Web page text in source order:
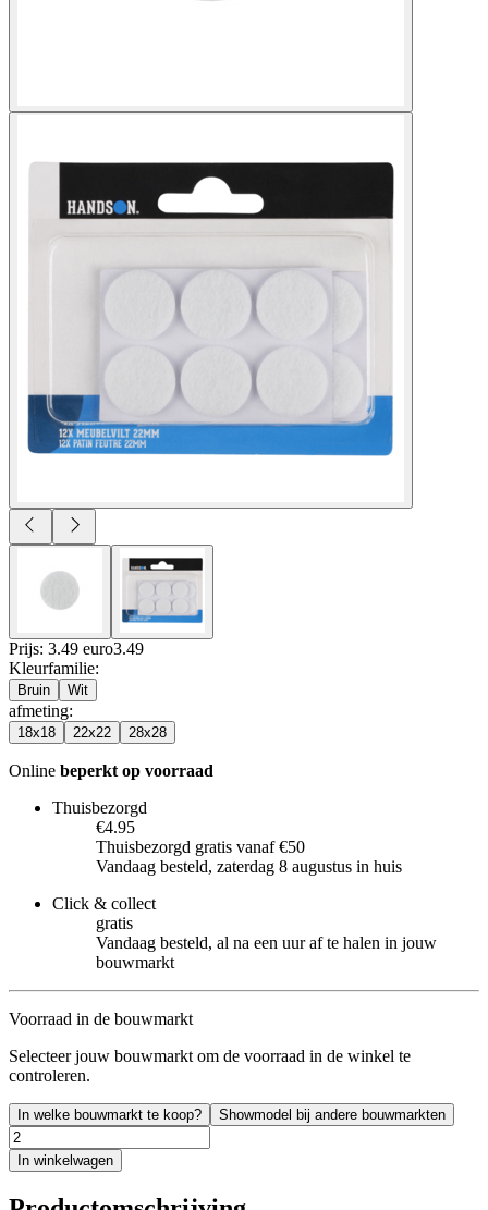
Prijs: 3.49 euro3.49
Kleurfamilie:
Bruin Wit
afmeting:
18x18 22x22 28x28
Online beperkt op voorraad
Thuisbezorgd
€4.95
Thuisbezorgd gratis vanaf €50
Vandaag besteld, zaterdag 8 augustus in huis
Click & collect
gratis
Vandaag besteld, al na een uur af te halen in jouw
bouwmarkt
Voorraad in de bouwmarkt
Selecteer jouw bouwmarkt om de voorraad in de winkel te
controleren.
In welke bouwmarkt te koop? Showmodel bij andere bouwmarkten
In winkelwagen